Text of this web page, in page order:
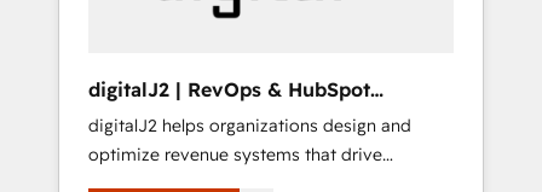
digitalJ2 | RevOps & HubSpot
Implementations
digitalJ2 helps organizations design and
optimize revenue systems that drive
scalable, predictable growth. As a triple-